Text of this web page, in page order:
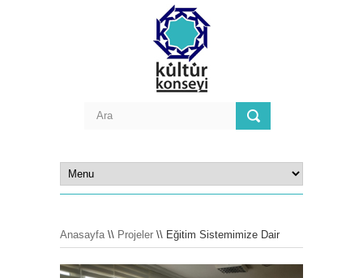
Anasayfa\\ Projeler \\ Eğitim Sistemimize Dair